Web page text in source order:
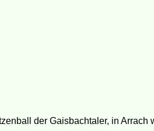
der Gaisbachtaler, in Arrach